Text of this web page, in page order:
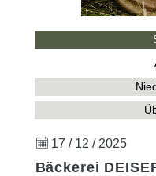
17 / 12 / 2025
Bäckerei